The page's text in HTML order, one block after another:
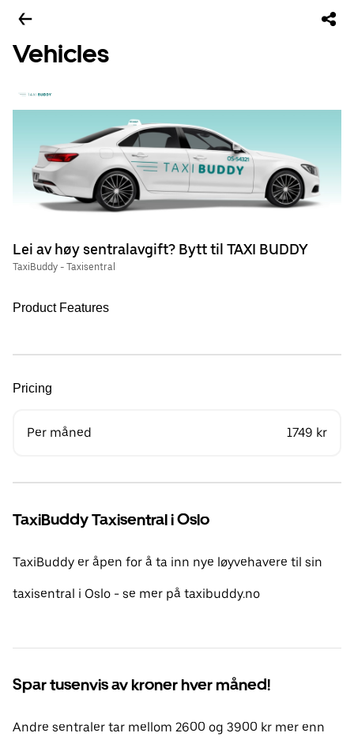
Vehicles
Lei av høy sentralavgift? Bytt til TAXI BUDDY
TaxiBuddy - Taxisentral
Product Features
Pricing
Per måned 1749 kr
TaxiBuddy Taxisentral i Oslo
TaxiBuddy er åpen for å ta inn nye løyvehavere til sin
taxisentral i Oslo - se mer på taxibuddy.no
Spar tusenvis av kroner hver måned!
Andre sentraler tar mellom 2600 og 3900 kr mer enn